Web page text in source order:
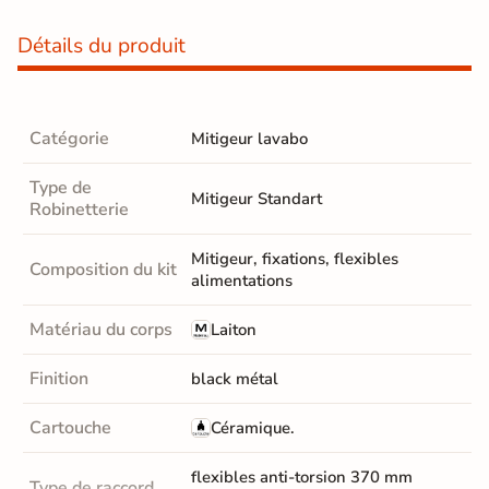
Détails du produit
Catégorie Mitigeur lavabo
Type de
Robinetterie
Mitigeur Standart
Composition du kit
Mitigeur, fixations, flexibles
alimentations
Matériau du corps Laiton
Finition black métal
Cartouche Céramique.
flexibles anti-torsion 370 mm